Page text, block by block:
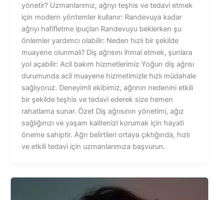
yönetir? Uzmanlarımız, ağrıyı teşhis ve tedavi etmek
için modern yöntemler kullanır: Randevuya kadar
ağrıyı hafifletme ipuçları Randevuyu beklerken şu
önlemler yardımcı olabilir: Neden hızlı bir şekilde
muayene olunmalı? Diş ağrısını ihmal etmek, şunlara
yol açabilir: Acil bakım hizmetlerimiz Yoğun diş ağrısı
durumunda acil muayene hizmetimizle hızlı müdahale
sağlıyoruz. Deneyimli ekibimiz, ağrının nedenini etkili
bir şekilde teşhis ve tedavi ederek size hemen
rahatlama sunar. Özet Diş ağrısının yönetimi, ağız
sağlığınızı ve yaşam kalitenizi korumak için hayati
öneme sahiptir. Ağrı belirtileri ortaya çıktığında, hızlı
ve etkili tedavi için uzmanlarımıza başvurun.